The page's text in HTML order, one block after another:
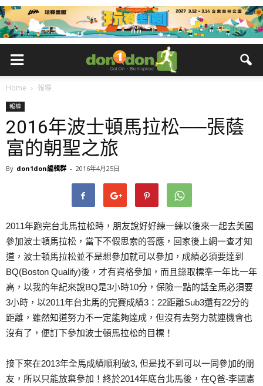
Home 報導
報導
2016年波士頓馬拉松──張蔭
富的朝聖之旅
By don1don編輯群 - 2016年4月25日
2011年跑完台北馬拉松時，朋友說好好練一練以後來一起去美國
參加波士頓馬拉松，當下不假思索的答應，回家後上網一查才知
道，波士頓馬拉松並不是想參加就可以參加，成績必須要達到
BQ(Boston Qualify)後，才有資格參加，而且錄取標準一年比一年
高，以我的年紀來說BQ是3小時10分，保險一點的話全馬必須要
3小時，以2011年台北馬的完賽成績3：22距離Sub3還有22分的
距離，雖然知道努力不一定能夠達成，但沒有去努力就連機會也
沒有了，便訂下參加波士頓馬拉松的目標！
接下來在2013年全馬成績順利破3, 但是找不到可以一同參加的朋
友，所以只能放棄參加！終於2014年底台北馬後，在Q爸-李國憲